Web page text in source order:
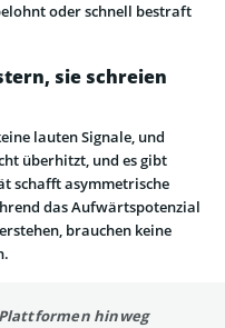
oder schnell bestraft
sie schreien
lauten Signale, und
überhitzt, und es gibt
schafft asymmetrische
das Aufwärtspotenzial
brauchen keine
hinweg